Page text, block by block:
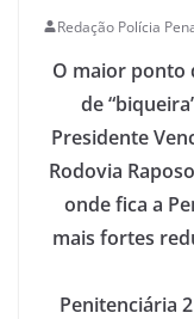
Redação Polícia
O maior ponto
de
Presidente
Rodovia
onde fica a
mais fortes
Penitenciária